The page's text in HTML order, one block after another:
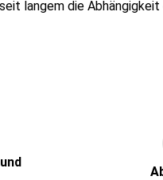
langem die Abhängigkeit